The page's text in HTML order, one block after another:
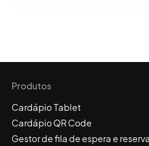
Produtos
Cardápio Tablet
Cardápio QR Code
Gestor de fila de espera e